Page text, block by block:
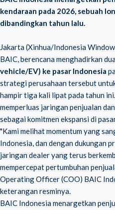
kendaraan pada 2026, sebuah
dibandingkan tahun lalu.
Jakarta (Xinhua/Indonesia
BAIC, berencana menghadirkan
vehicle/EV) ke pasar Indonesia
strategi perusahaan tersebut
hampir tiga kali lipat pada tahun
memperluas jaringan penjualan
sebagai komitmen ekspansi di
"Kami melihat momentum yang
Indonesia, dan dengan dukungan
jaringan dealer yang terus
mempercepat pertumbuhan
Operating Officer (COO) BAIC
keterangan resminya.
BAIC Indonesia menargetkan